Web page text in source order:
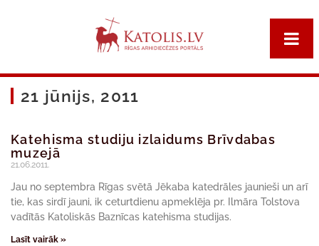
21 jūnijs, 2011
Katehisma studiju izlaidums Brīvdabas
muzejā
21.06.2011.
Jau no septembra Rīgas svētā Jēkaba katedrāles jaunieši un arī
tie, kas sirdī jauni, ik ceturtdienu apmeklēja pr. Ilmāra Tolstova
vadītās Katoliskās Baznīcas katehisma studijas.
Lasīt vairāk »